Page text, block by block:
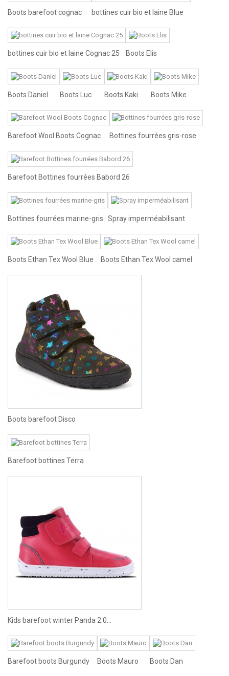
Boots barefoot cognac bottines cuir bio et laine Blue
bottines cuir bio et laine Cognac 25 Boots Elis
Boots Daniel Boots Luc Boots Kaki Boots Mike
Barefoot Wool Boots Cognac Bottines fourrées gris-rose
Barefoot Bottines fourrées Babord 26
Bottines fourrées marine-gris Spray imperméabilisant
Boots Ethan Tex Wool Blue Boots Ethan Tex Wool camel
Boots barefoot Disco
Barefoot bottines Terra
Kids barefoot winter Panda 2.0...
Barefoot boots Burgundy Boots Mauro Boots Dan